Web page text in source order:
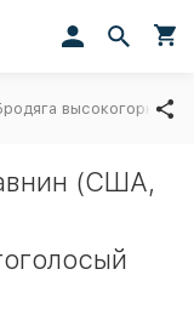
высокогорных
(США,